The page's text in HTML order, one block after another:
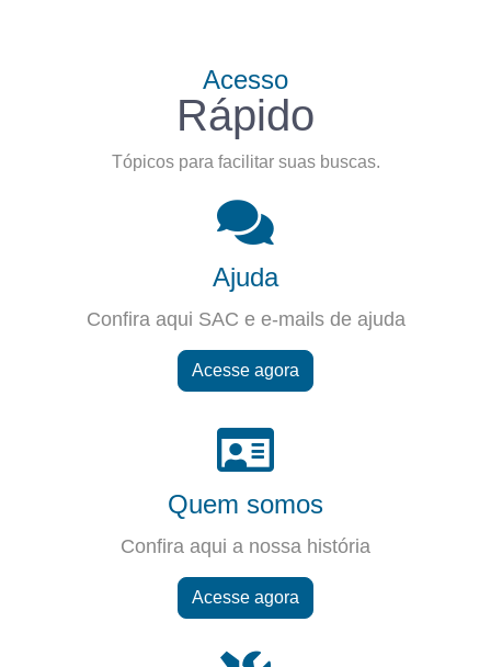
Acesso
Rápido
Tópicos para facilitar suas buscas.
Ajuda
Confira aqui SAC e e-mails de ajuda
Acesse agora
Quem somos
Confira aqui a nossa história
Acesse agora